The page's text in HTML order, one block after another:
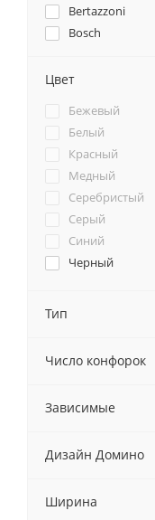
Bertazzoni
Bosch
Candy
Darina
De Dietrich
DeLonghi
Delvento
Electrolux
Electronicsdeluxe
Elica
Evelux
Fornelli
Franke
Ginzzu
GRAUDE
Цвет
Бежевый
Белый
Красный
Медный
Серебристый
Серый
Синий
Черный
Тип
Число конфорок
Зависимые
Дизайн Домино
Ширина